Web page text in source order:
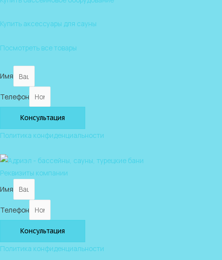
Купить аксессуары для сауны
Посмотреть все товары
Имя
Телефон
Консультация
Политика конфиденциальности
Реквизиты компании
Имя
Телефон
Консультация
Политика конфиденциальности